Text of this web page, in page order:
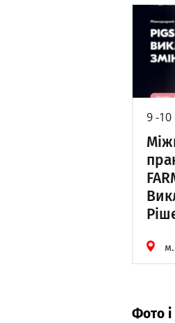
9 -10
Фото і